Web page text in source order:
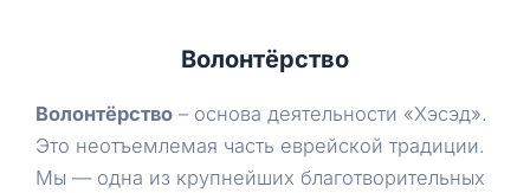
Волонтёрство
Волонтёрство – основа деятельности «Хэсэд».
Это неотъемлемая часть еврейской традиции.
Мы — одна из крупнейших благотворительных